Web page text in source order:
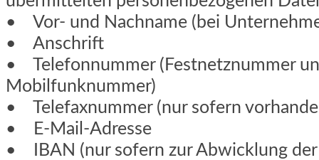
• Vor- und Nachname (bei
• Anschrift
• Telefonnummer (Festnetznummer
Mobilfunknummer)
• Telefaxnummer (nur sofern
• E-Mail-Adresse
• IBAN (nur sofern zur Abwicklung